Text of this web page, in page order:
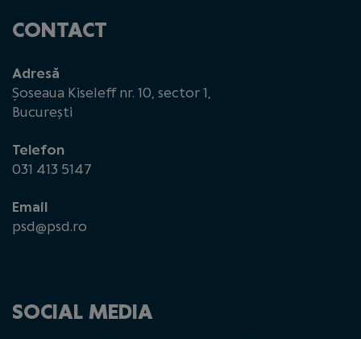
CONTACT
Adresă
Șoseaua Kiseleff nr. 10, sector 1,
București
Telefon
031 413 5147
Email
psd@psd.ro
SOCIAL MEDIA